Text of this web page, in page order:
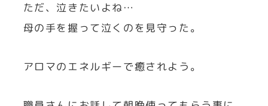
ただ、泣きたいよね…
母の手を握って泣くのを見守った。
アロマのエネルギーで癒されよう。